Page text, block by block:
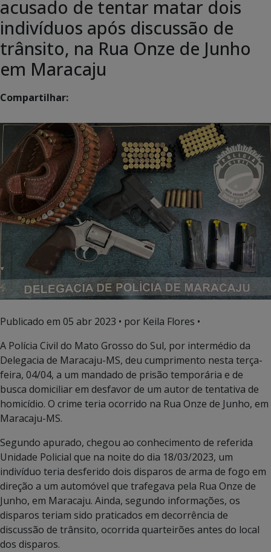
acusado de tentar matar dois
indivíduos após discussão de
trânsito, na Rua Onze de Junho
em Maracaju
Compartilhar:
Publicado em 05 abr 2023 • por Keila Flores •
A Polícia Civil do Mato Grosso do Sul, por intermédio da
Delegacia de Maracaju-MS, deu cumprimento nesta terça-
feira, 04/04, a um mandado de prisão temporária e de
busca domiciliar em desfavor de um autor de tentativa de
homicídio. O crime teria ocorrido na Rua Onze de Junho, em
Maracaju-MS.
Segundo apurado, chegou ao conhecimento de referida
Unidade Policial que na noite do dia 18/03/2023, um
indivíduo teria desferido dois disparos de arma de fogo em
direção a um automóvel que trafegava pela Rua Onze de
Junho, em Maracaju. Ainda, segundo informações, os
disparos teriam sido praticados em decorrência de
discussão de trânsito, ocorrida quarteirões antes do local
dos disparos.